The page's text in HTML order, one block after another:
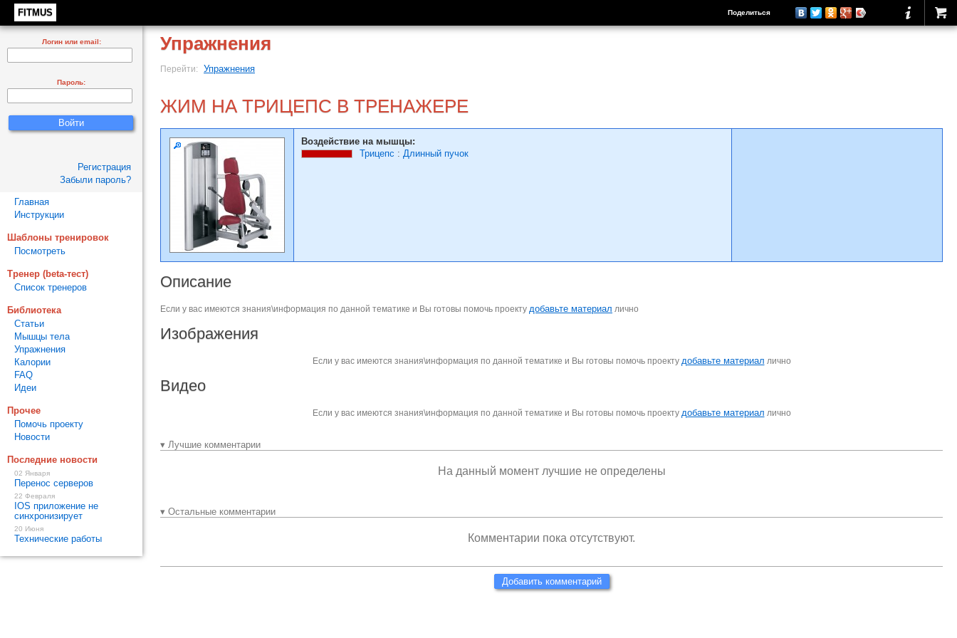
FITMUS Поделиться
Упражнения
Перейти: Упражнения
ЖИМ НА ТРИЦЕПС В ТРЕНАЖЕРЕ
Воздействие на мышцы:
Трицепс : Длинный пучок
Описание
Если у вас имеются знания\информация по данной тематике и Вы готовы помочь проекту добавьте материал лично
Изображения
Если у вас имеются знания\информация по данной тематике и Вы готовы помочь проекту добавьте материал лично
Видео
Если у вас имеются знания\информация по данной тематике и Вы готовы помочь проекту добавьте материал лично
▾ Лучшие комментарии
На данный момент лучшие не определены
▾ Остальные комментарии
Комментарии пока отсутствуют.
Добавить комментарий
Логин или email:
Пароль:
Регистрация
Забыли пароль?
Главная
Инструкции
Шаблоны тренировок
Посмотреть
Тренер (beta-тест)
Список тренеров
Библиотека
Статьи
Мышцы тела
Упражнения
Калории
FAQ
Идеи
Прочее
Помочь проекту
Новости
Последние новости
02 Января
Перенос серверов
22 Февраля
IOS приложение не
синхронизирует
20 Июня
Технические работы